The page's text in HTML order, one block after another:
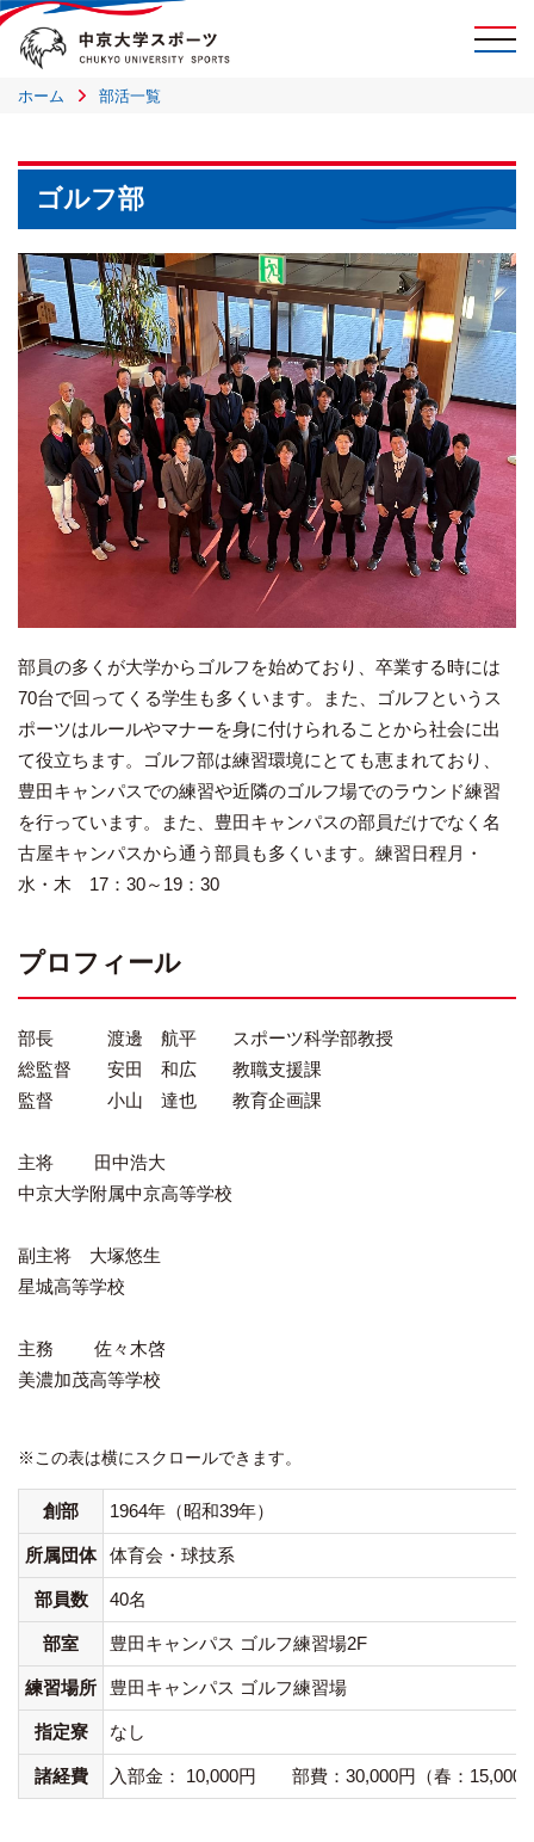
ホーム 部活一覧
ゴルフ部
部員の多くが大学からゴルフを始めており、卒業する時には
70台で回ってくる学生も多くいます。また、ゴルフというス
ポーツはルールやマナーを身に付けられることから社会に出
て役立ちます。ゴルフ部は練習環境にとても恵まれており、
豊田キャンパスでの練習や近隣のゴルフ場でのラウンド練習
を行っています。また、豊田キャンパスの部員だけでなく名
古屋キャンパスから通う部員も多くいます。練習日程月・
水・木 17：30～19：30
プロフィール
部長 渡邊 航平 スポーツ科学部教授
総監督 安田 和広 教職支援課
監督 小山 達也 教育企画課
主将 田中浩大
中京大学附属中京高等学校
副主将 大塚悠生
星城高等学校
主務 佐々木啓
美濃加茂高等学校
※この表は横にスクロールできます。
創部 1964年（昭和39年）
所属団体 体育会・球技系
部員数 40名
部室 豊田キャンパス ゴルフ練習場2F
練習場所 豊田キャンパス ゴルフ練習場
指定寮 なし
諸経費 入部金： 10,000円 部費：30,000円（春：15,000